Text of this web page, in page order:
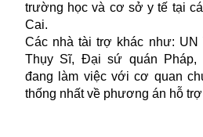
trường học và cơ sở y tế tại
Cai.
Các nhà tài trợ khác như:
Thụy Sĩ, Đại sứ quán Pháp,
đang làm việc với cơ quan
thống nhất về phương án hỗ